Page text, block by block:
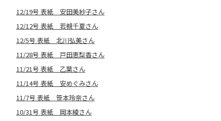
12/19号 表紙 安田美紗子さん
12/12号 表紙 若槻千夏さん
12/5号 表紙 北川弘美さん
11/28号 表紙 戸田恵梨香さん
11/21号 表紙 乙葉さん
11/14号 表紙 安めぐみさん
11/7号 表紙 笹本玲奈さん
10/31号 表紙 岡本綾さん